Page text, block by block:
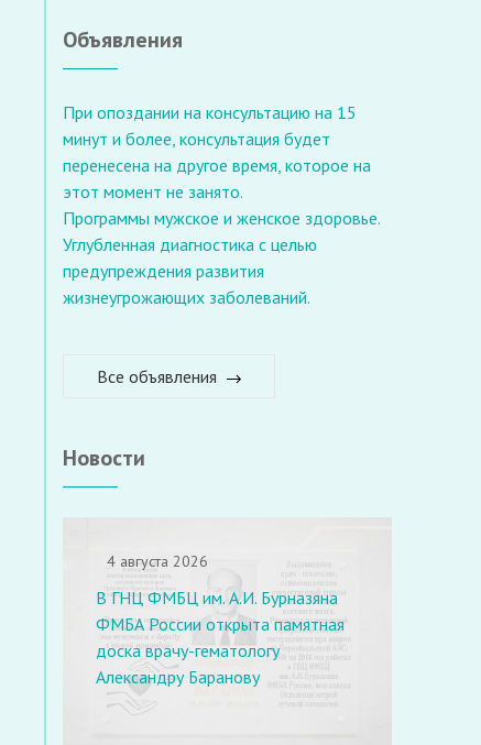
Объявления
При опоздании на консультацию на 15
минут и более, консультация будет
перенесена на другое время, которое на
этот момент не занято.
Программы мужское и женское здоровье.
Углубленная диагностика с целью
предупреждения развития
жизнеугрожающих заболеваний.
Все объявления
Новости
4 августа 2026
В ГНЦ ФМБЦ им. А.И. Бурназяна
ФМБА России открыта памятная
доска врачу-гематологу
Александру Баранову